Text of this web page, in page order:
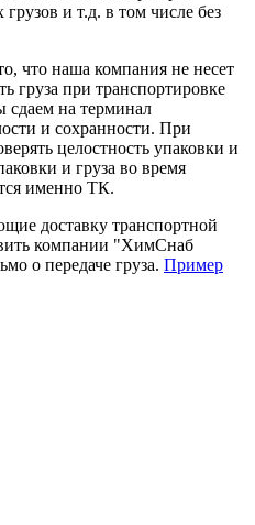
и т.д. в том числе без
что наша компания не несет
груза при транспортировке
сдаем на терминал
и сохранности. При
целостность упаковки и
и груза во время
именно ТК.
доставку транспортной
компании "ХимСнаб
о передаче груза. Пример